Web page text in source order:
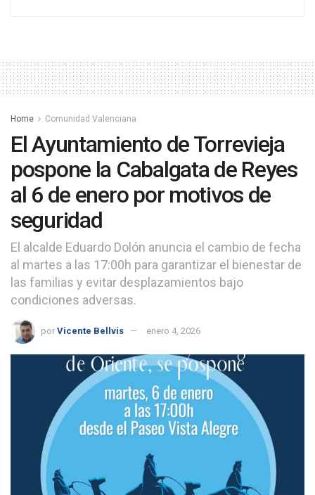
Home Comunidad Valenciana
El Ayuntamiento de Torrevieja
pospone la Cabalgata de Reyes
al 6 de enero por motivos de
seguridad
El alcalde Eduardo Dolón anuncia el cambio de fecha
al martes a las 17:00h para garantizar el bienestar de
las familias y evitar desplazamientos bajo
condiciones adversas.
por Vicente Bellvis enero 4, 2026